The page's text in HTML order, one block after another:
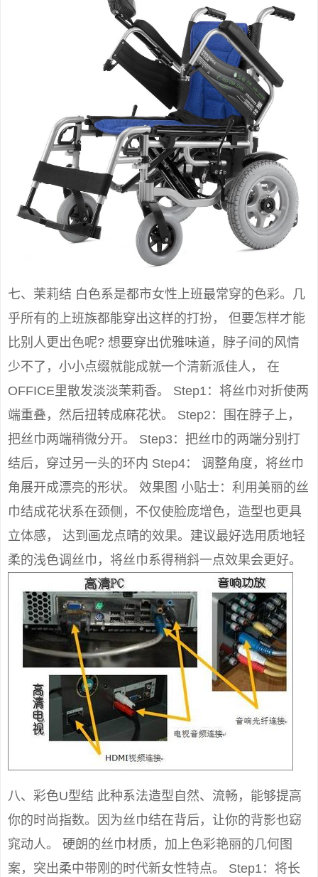
七、茉莉结 白色系是都市女性上班最常穿的色彩。几
乎所有的上班族都能穿出这样的打扮， 但要怎样才能
比别人更出色呢? 想要穿出优雅味道，脖子间的风情
少不了，小小点缀就能成就一个清新派佳人， 在
OFFICE里散发淡淡茉莉香。 Step1：将丝巾对折使两
端重叠，然后扭转成麻花状。 Step2：围在脖子上，
把丝巾两端稍微分开。 Step3：把丝巾的两端分别打
结后，穿过另一头的环内 Step4： 调整角度，将丝巾
角展开成漂亮的形状。 效果图 小贴士：利用美丽的丝
巾结成花状系在颈侧，不仅使脸庞增色，造型也更具
立体感， 达到画龙点晴的效果。建议最好选用质地轻
柔的浅色调丝巾，将丝巾系得稍斜一点效果会更好。
八、彩色U型结 此种系法造型自然、流畅，能够提高
你的时尚指数。因为丝巾结在背后，让你的背影也窈
窕动人。 硬朗的丝巾材质，加上色彩艳丽的几何图
案，突出柔中带刚的时代新女性特点。 Step1：将长